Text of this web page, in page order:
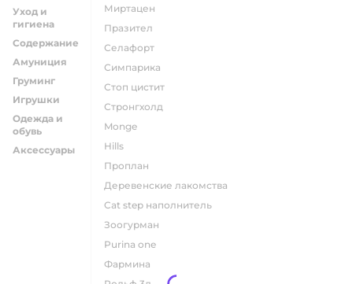
Уход и
гигиена
Содержание
Амуниция
Груминг
Игрушки
Одежда и
обувь
Аксессуары
миртацен
празител
селафорт
симпарика
стоп цистит
стронгхолд
monge
hills
проплан
деревенские лакомства
cat step наполнитель
зоогурман
purina one
фармина